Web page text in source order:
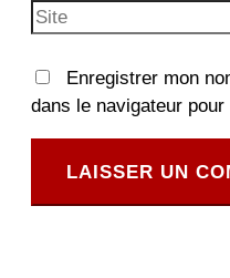
Site
Enregistrer mon
dans le navigateur